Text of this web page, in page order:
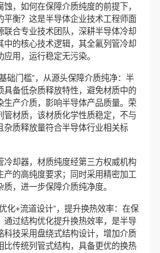
，如何在保障介质纯度的前提下，
平衡？这是半导体企业技术工程师面
联合专业技术团队，深耕半导体冷却
中的核心技术逻辑，其全氟列管冷却
用，运行稳定无污染。
门槛”，从源头保障介质纯净：半
具备低杂质释放特性，避免材质中的
生产介质，影响半导体产品质量。荣
管材质，该材质化学性质稳定，不与
杂质释放量符合半导体行业相关标
却器，材质纯度经第三方权威机构
产的高纯度要求；同时采用精密加工
，进一步保障介质纯净度。
+流道设计”，提升换热效率：在保
通过结构优化提升换热效率，是半导
科技采用盘绕式结构设计，增加介质
比传统列管式结构，具备更优的换热